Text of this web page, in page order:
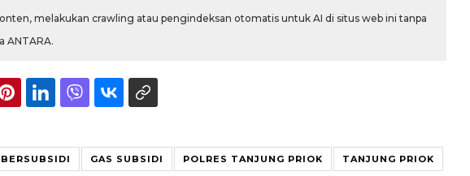
melakukan crawling atau pengindeksan otomatis untuk AI di situs web ini tanpa
ANTARA.
GAS SUBSIDI POLRES TANJUNG PRIOK TANJUNG PRIOK